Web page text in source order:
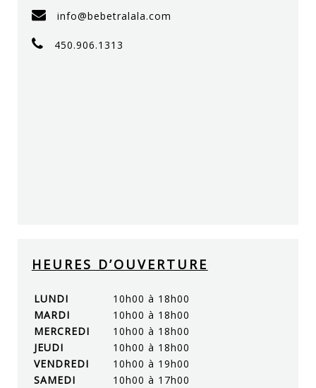
info@bebetralala.com
450.906.1313
HEURES D’OUVERTURE
LUNDI
10h00 à 18h00
MARDI
10h00 à 18h00
MERCREDI
10h00 à 18h00
JEUDI
10h00 à 18h00
VENDREDI
10h00 à 19h00
SAMEDI
10h00 à 17h00